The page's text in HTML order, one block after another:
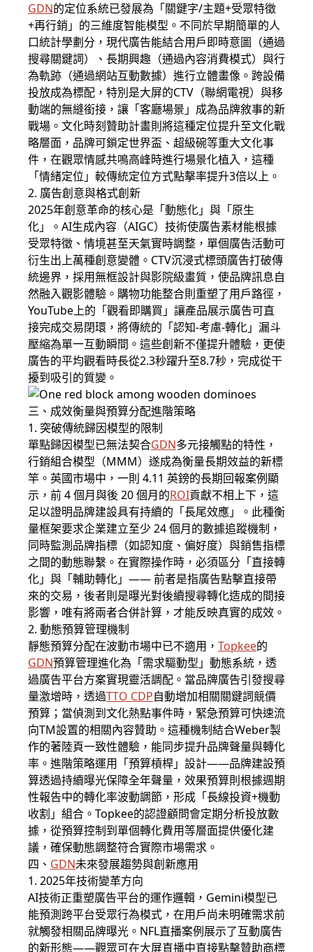
GDN的定位系統已發展為「關鍵字/主題+受眾特徵
+再行銷」的三維度智能模型。不同於早期簡單的人
口統計學劃分，現代廣告能結合用戶即時意圖（通過
搜尋關鍵詞）、長期興趣（通過內容消費模式）與行
為軌跡（通過網站互動數據）進行立體畫像。跨設備
投放成為標配，特別是大屏的CTV（聯網電視）與移
動端的無縫銜接，讓「客廳場景」成為品牌敘事的新
戰場。文化時刻贊助計畫則將這種定位提升至文化戰
略層面，品牌可鎖定世界盃、超級碗等重大文化事
件，在觀眾情感共鳴高峰時進行場景化植入，這種
「情緒定位」較傳統定位方式點擊率提升3倍以上。
2. 廣告創意與格式創新
2025年創意革命的核心是「動態化」與「原生
化」。AI生成內容（AIGC）技術使廣告素材能根據
受眾特徵、情境甚至天氣實時調整，單個廣告活動可
衍生出上萬種創意變體。CTV沉浸式標頭廣告打破傳
統邊界，採用無框設計與影院級畫質，使品牌訊息自
然融入觀影體驗。購物功能整合則重塑了用戶路徑，
YouTube上的「觀看即購買」讓產品展示廣告可直
接完成交易閉環，將傳統的「認知-考慮-轉化」漏斗
壓縮為單一互動瞬間。這些創新不僅提升體驗，更使
廣告的平均觀看時長從2.3秒躍升至8.7秒，完成從干
擾到吸引的質變。
三、成效衡量與預算分配進階策略
1. 突破傳統歸因模型的限制
單點歸因模型已無法契合GDN多元接觸點的特性，
行銷組合模型（MMM）遂成為衡量長期效益的新標
竿。英國市場中，一則 4.11 英鎊的長期回報案例顯
示，前 4 個月與後 20 個月的ROI貢獻不相上下，這
足以證明品牌建設具有持續的「長尾效應」。此種衡
量框架要求企業建立至少 24 個月的數據追蹤機制，
同時監測品牌指標（如認知度、偏好度）與銷售指標
之間的動態聯繫。在實際操作時，必須區分「直接轉
化」與「輔助轉化」—— 前者是指廣告點擊直接帶
來的交易，後者則是曝光對後續搜尋轉化造成的間接
影響，唯有將兩者合併計算，才能反映真實的成效。
2. 動態預算管理機制
靜態預算分配在波動市場中已不適用， Topkee的
GDN預算管理進化為「需求驅動型」動態系統，透
過廣告平台方案實現靈活調配。當品牌廣告引發搜尋
量激增時，透過TTO CDP自動增加相關關鍵詞競價
預算；當偵測到文化熱點事件時，緊急預算可快速流
向TM設置的相關內容贊助。這種機制結合Weber製
作的著陸頁一致性體驗，能同步提升品牌聲量與轉化
率。進階策略運用「預算槓桿」設計——品牌建設預
算透過持續曝光保障全年聲量，效果預算則根據週期
性報告中的轉化率波動調節，形成「長線投資+機動
收割」組合。Topkee的認證顧問會定期分析投放數
據，從預算控制到單個轉化費用等層面提供優化建
議，確保動態調整符合實際市場需求。
四、 GDN未來發展趨勢與創新應用
1. 2025年技術變革方向
AI技術正重塑廣告平台的運作邏輯，Gemini模型已
能預測跨平台受眾行為模式，在用戶尚未明確需求前
就觸發相關品牌曝光。NFL直播案例展示了互動廣告
的新形態——觀眾可在大屏直播中直接點擊贊助商標